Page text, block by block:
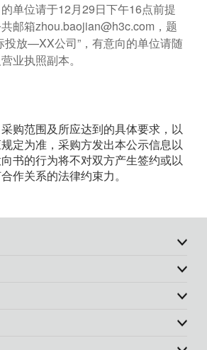
单位请于12月29日下午16点前提
邮箱zhou.baojian@h3c.com ，题
投放—XX公司”，有意向的单位请随
业执照副本。
购范围及所应达到的具体要求，以
定为准，采购方发出本公示信息以
书的行为将不对双方产生签约或以
作关系的法律约束力。